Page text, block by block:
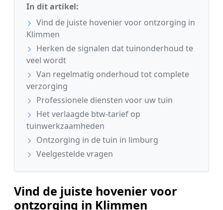
In dit artikel:
Vind de juiste hovenier voor ontzorging in
Klimmen
Herken de signalen dat tuinonderhoud te
veel wordt
Van regelmatig onderhoud tot complete
verzorging
Professionele diensten voor uw tuin
Het verlaagde btw-tarief op
tuinwerkzaamheden
Ontzorging in de tuin in limburg
Veelgestelde vragen
Vind de juiste hovenier voor
ontzorging in Klimmen